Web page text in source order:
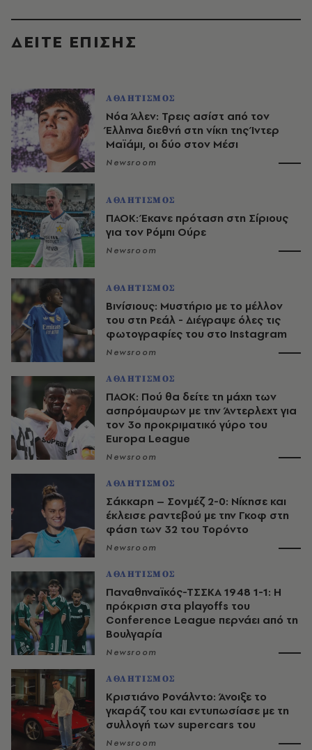
ΔΕΙΤΕ ΕΠΙΣΗΣ
ΑΘΛΗΤΙΣΜΟΣ
Νόα Άλεν: Τρεις ασίστ από τον
Έλληνα διεθνή στη νίκη της Ίντερ
Μαϊάμι, οι δύο στον Μέσι
Newsroom
ΑΘΛΗΤΙΣΜΟΣ
ΠΑΟΚ: Έκανε πρόταση στη Σίριους
για τον Ρόμπι Ούρε
Newsroom
ΑΘΛΗΤΙΣΜΟΣ
Βινίσιους: Μυστήριο με το μέλλον
του στη Ρεάλ - Διέγραψε όλες τις
φωτογραφίες του στο Instagram
Newsroom
ΑΘΛΗΤΙΣΜΟΣ
ΠΑΟΚ: Πού θα δείτε τη μάχη των
ασπρόμαυρων με την Άντερλεχτ για
τον 3ο προκριματικό γύρο του
Europa League
Newsroom
ΑΘΛΗΤΙΣΜΟΣ
Σάκκαρη – Σονμέζ 2-0: Νίκησε και
έκλεισε ραντεβού με την Γκοφ στη
φάση των 32 του Τορόντο
Newsroom
ΑΘΛΗΤΙΣΜΟΣ
Παναθηναϊκός-ΤΣΣΚΑ 1948 1-1: Η
πρόκριση στα playoffs του
Conference League περνάει από τη
Βουλγαρία
Newsroom
ΑΘΛΗΤΙΣΜΟΣ
Κριστιάνο Ρονάλντο: Άνοιξε το
γκαράζ του και εντυπωσίασε με τη
συλλογή των supercars του
Newsroom